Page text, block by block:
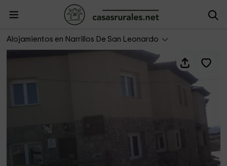
Alojamientos en Narrillos De San Leonardo